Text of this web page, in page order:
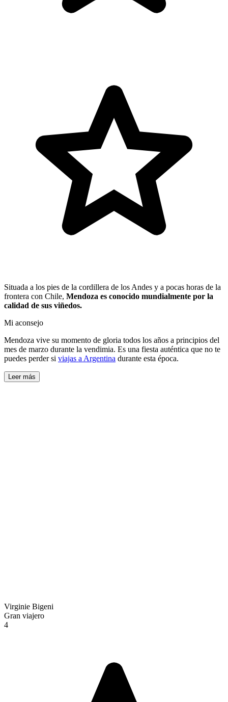
Situada a los pies de la cordillera de los Andes y a pocas horas de la
frontera con Chile, Mendoza es conocido mundialmente por la
calidad de sus viñedos.
Mi aconsejo
Mendoza vive su momento de gloria todos los años a principios del
mes de marzo durante la vendimia. Es una fiesta auténtica que no te
puedes perder si viajas a Argentina durante esta época.
Leer más
Virginie Bigeni
Gran viajero
4